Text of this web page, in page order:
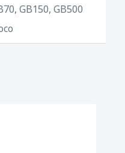
GB150, GB500